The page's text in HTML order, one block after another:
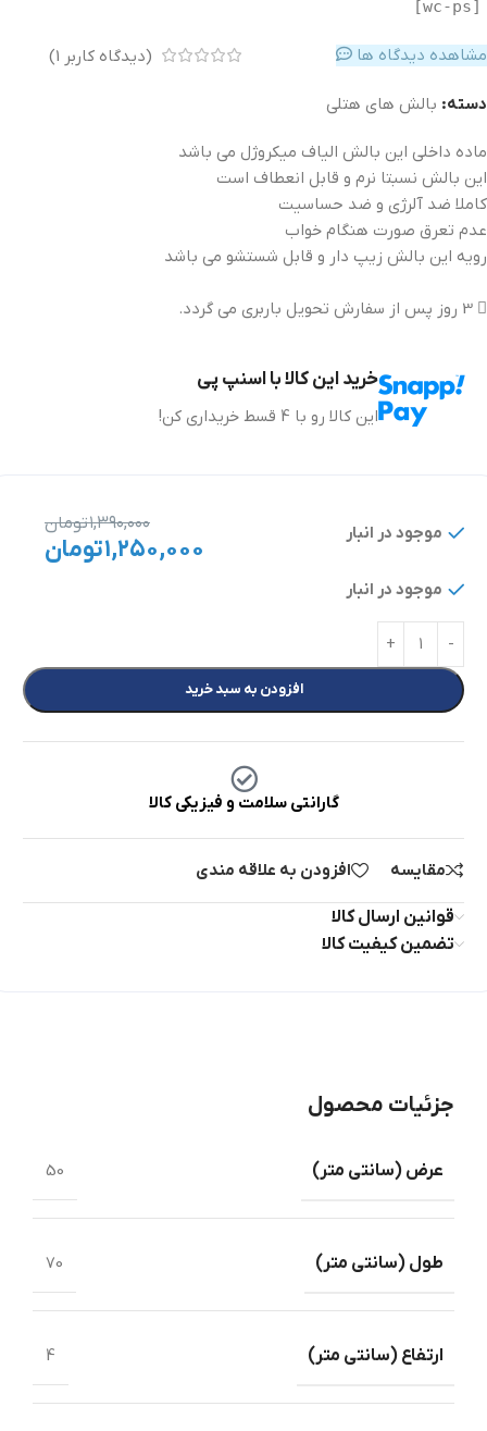
[wc-ps]
مشاهده دیدگاه ها (دیدگاه کاربر 1
)
دسته: بالش های هتلی
ماده داخلی این بالش الیاف میکروژل می باشد
این بالش نسبتا نرم و قابل انعطاف است
کاملا ضد آلرژى و ضد حساسيت
عدم تعرق صورت هنگام خواب
رویه این بالش زیپ دار و قابل شستشو می باشد
خرید این کالا با اسنپ پی
این کالا رو با 4 قسط خریداری کن!
۱,۳۹۰,۰۰۰تومان
۱,۲۵۰,۰۰۰تومان
موجود در انبار
موجود در انبار
افزودن به سبد خرید
گارانتی سلامت و فیزیکی کالا
مقایسه افزودن به علاقه مندی
قوانین ارسال کالا
تضمین کیفیت کالا
جزئیات محصول
عرض ‏(‏سانتی متر‏) 50
طول ‏(‏سانتی متر‏)‏ 70
ارتفاع (سانتی متر) 4